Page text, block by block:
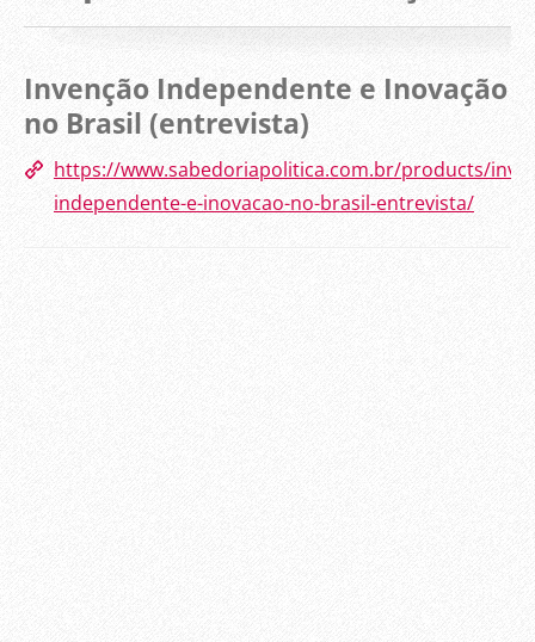
Invenção Independente e Inovação
no Brasil (entrevista)
https://www.sabedoriapolitica.com.br/products/
independente-e-inovacao-no-brasil-entrevista/